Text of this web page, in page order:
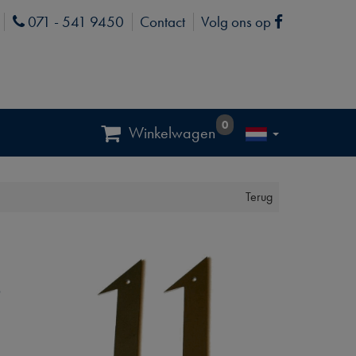
Phone
071 - 541 9450 Contact Volg ons op Facebook
Winkelwagen 0
Terug